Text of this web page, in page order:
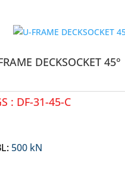
DECKSOCKET 45°
: DF-31-45-C
: 500 kN